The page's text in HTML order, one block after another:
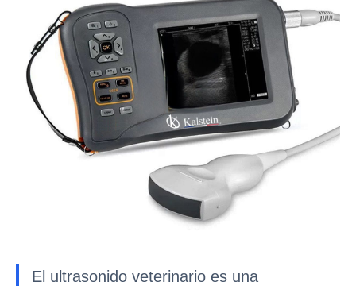
El ultrasonido veterinario es una